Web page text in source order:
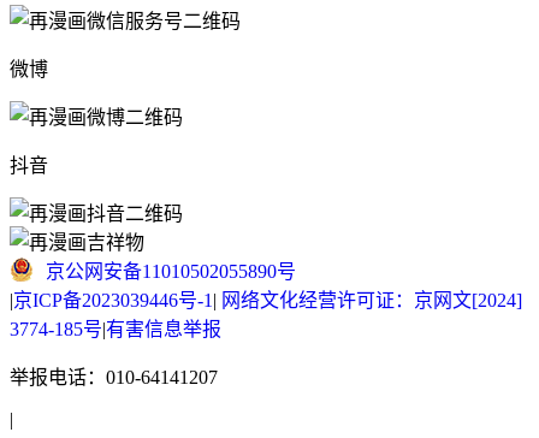
微博
抖音
京公网安备11010502055890号
|京ICP备2023039446号-1 | 网络文化经营许可证：京网文[2024]
3774-185号|有害信息举报
举报电话：010-64141207
|